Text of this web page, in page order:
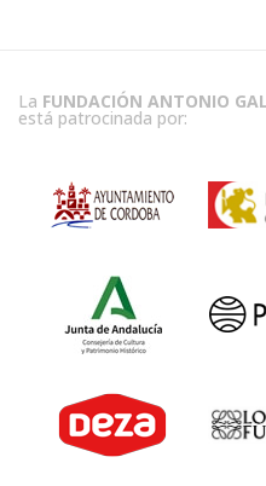
La FUNDACIÓN ANTONIO
está patrocinada por: